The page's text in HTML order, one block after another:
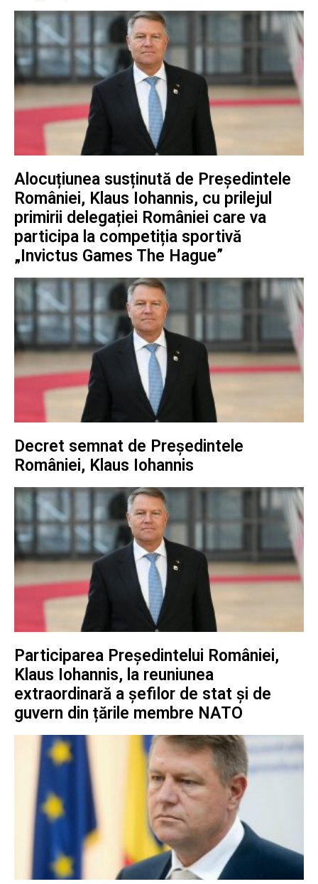
Alocuțiunea susținută de Președintele
României, Klaus Iohannis, cu prilejul
primirii delegației României care va
participa la competiția sportivă
„Invictus Games The Hague”
Decret semnat de Președintele
României, Klaus Iohannis
Participarea Președintelui României,
Klaus Iohannis, la reuniunea
extraordinară a șefilor de stat și de
guvern din țările membre NATO